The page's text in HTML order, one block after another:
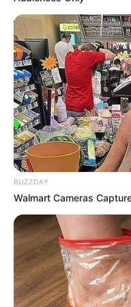
Mild &
Wer Schärfe nicht
Menge reduzieren
geräuchertem
Sauce eine tiefe
Extra
Für eine
Patatas Bravas
kombinieren.
Sauce bringen
Mediterran
Ein Klecks
BUZZDAY
Walmart Cameras